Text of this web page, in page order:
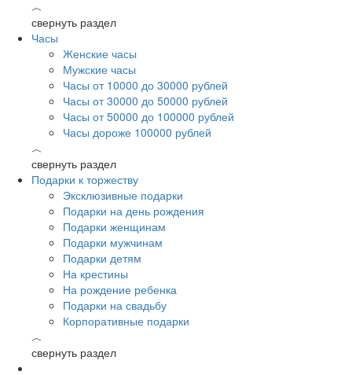
︿
свернуть раздел
Часы
Женские часы
Мужские часы
Часы от 10000 до 30000 рублей
Часы от 30000 до 50000 рублей
Часы от 50000 до 100000 рублей
Часы дороже 100000 рублей
︿
свернуть раздел
Подарки к торжеству
Эксклюзивные подарки
Подарки на день рождения
Подарки женщинам
Подарки мужчинам
Подарки детям
На крестины
На рождение ребенка
Подарки на свадьбу
Корпоративные подарки
︿
свернуть раздел